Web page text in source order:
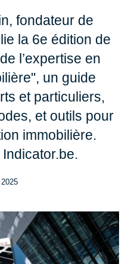
fondateur de
la 6e édition de
l’expertise en
un guide
et particuliers,
et outils pour
immobilière.